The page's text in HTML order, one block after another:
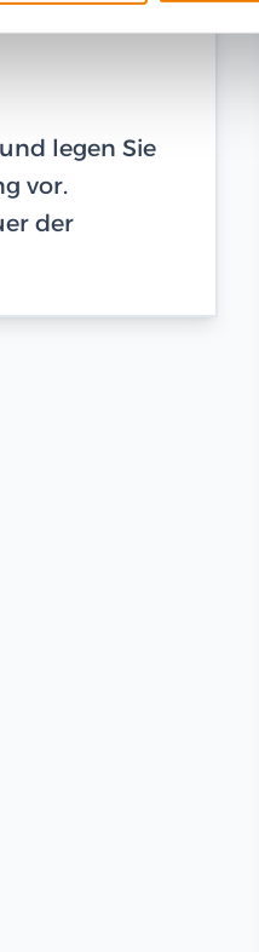
legen Sie
vor.
der